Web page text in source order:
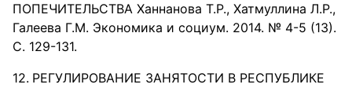
ПОПЕЧИТЕЛЬСТВА Ханнанова Т.Р., Хатмуллина Л.Р.,
Галеева Г.М. Экономика и социум. 2014. № 4-5 (13).
С. 129-131.
РЕГУЛИРОВАНИЕ ЗАНЯТОСТИ В РЕСПУБЛИКЕ